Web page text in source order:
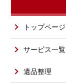
トップページ
サービス一覧
遺品整理